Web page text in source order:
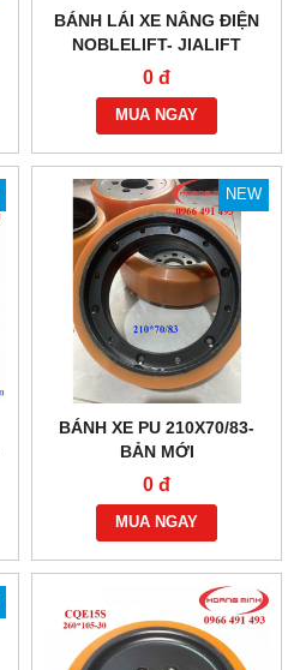
BÁNH LÁI XE NÂNG ĐIỆN
NOBLELIFT- JIALIFT
210X70/83
0 đ
MUA NGAY
NEW
BÁNH XE PU 210X70/83-
BẢN MỚI
0 đ
MUA NGAY